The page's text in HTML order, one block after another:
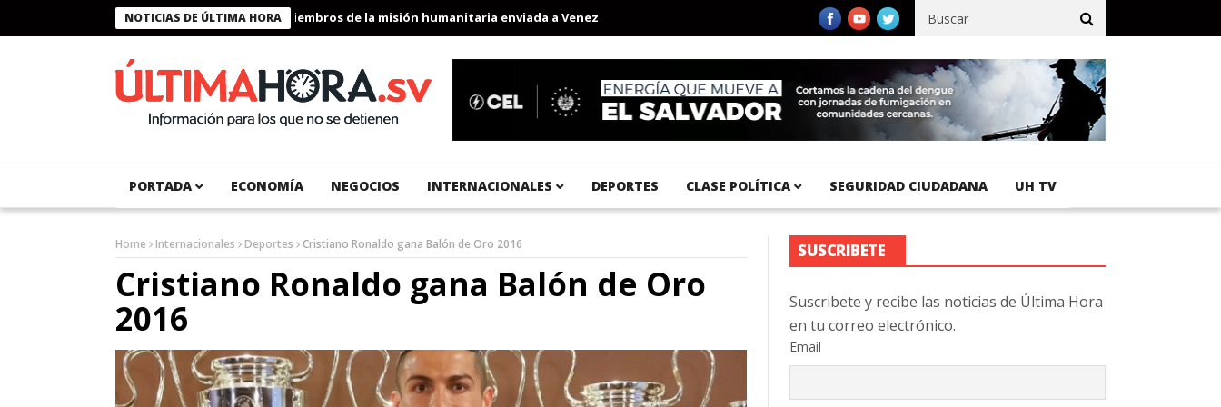
NOTICIAS DE ÚLTIMA HORA
Presidente Bukele condecora a miembros de la misión humanitaria enviada a Venezuela Aeropuerto Internacional del Pacífico registra 92 % de avance en obras de terracería
PORTADA ECONOMÍA NEGOCIOS INTERNACIONALES DEPORTES CLASE POLÍTICA SEGURIDAD CIUDADANA UH TV
Home Internacionales Deportes Cristiano Ronaldo gana Balón de Oro 2016
Cristiano Ronaldo gana Balón de Oro
2016
SUSCRIBETE
Suscribete y recibe las noticias de Última Hora
en tu correo electrónico.
Email